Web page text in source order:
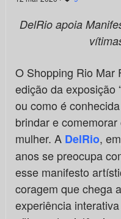
DelRio apoia
O Shopping Rio Mar
edição da exposição
ou como é
brindar e
mulher. A DelRio,
anos se preocupa
esse manifesto
coragem que chega
experiência